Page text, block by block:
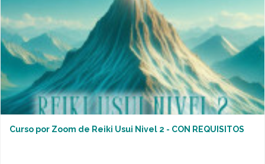
Curso por Zoom de Reiki Usui Nivel 2 - CON REQUISITOS